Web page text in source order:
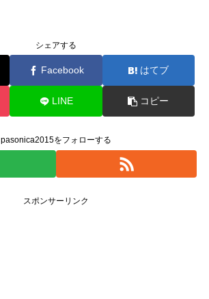
シェアする
Facebook はてブ
LINE コピー
pasonica2015をフォローする
スポンサーリンク